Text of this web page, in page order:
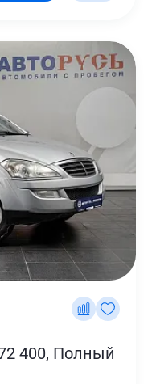
400, Полный